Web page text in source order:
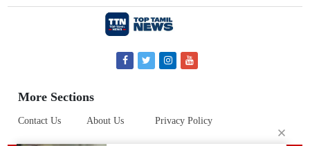
More Sections
Contact Us About Us Privacy Policy